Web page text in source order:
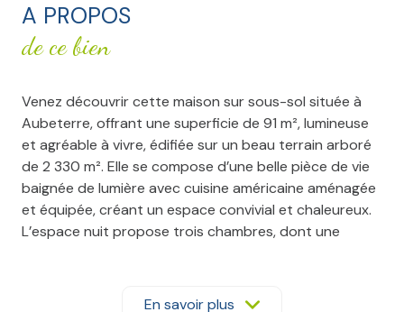
A PROPOS
de ce bien
Venez découvrir cette maison sur sous-sol située à
Aubeterre, offrant une superficie de 91 m², lumineuse
et agréable à vivre, édifiée sur un beau terrain arboré
de 2 330 m². Elle se compose d’une belle pièce de vie
baignée de lumière avec cuisine américaine aménagée
et équipée, créant un espace convivial et chaleureux.
L’espace nuit propose trois chambres, dont une
La maison dispose de menuiseries PVC double vitrage,
En savoir plus